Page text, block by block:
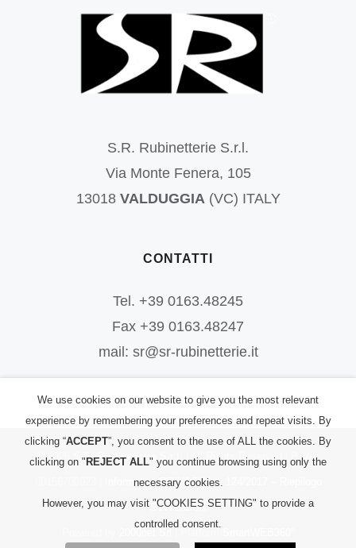
S.R. Rubinetterie S.r.l.
Via Monte Fenera, 105
13018 VALDUGGIA(VC) ITALY
CONTATTI
Tel. +39 0163.48245
Fax +39 0163.48247
mail: sr@sr-rubinetterie.it
© 2026 S.R. Rubinetterie S.r.l. | All Rights Reserved | P.IVA:
Informativa PRIVACY|L. 124/2017 – Riepilogo
Sovvenzioni
We use cookies on our website to give you the most relevant
experience by remembering your preferences and repeat visits. By
clicking “ACCEPT”, you consent to the use of ALL the cookies. By
clicking on " REJECT ALL" you continue browsing using only the
necessary cookies.
However, you may visit "COOKIES SETTING" to provide a
controlled consent.